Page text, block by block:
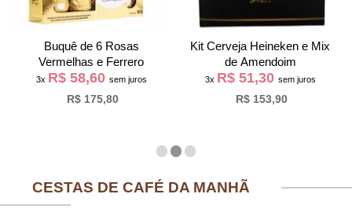
Buquê de 6 Rosas
Vermelhas e Ferrero
3x R$ 58,60 sem juros
R$ 175,80
Kit Cerveja Heineken e Mix
de Amendoim
3x R$ 51,30 sem juros
R$ 153,90
CESTAS DE CAFÉ DA MANHÃ